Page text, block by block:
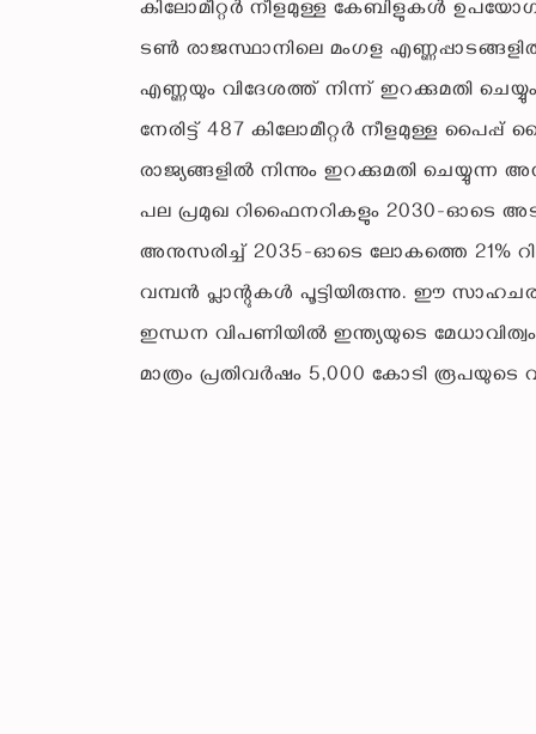
കിലോമീറ്റർ നീളമുള്ള കേബിളുകൾ
ടൺ രാജസ്ഥാനിലെ മംഗള
എണ്ണയും വിദേശത്ത് നിന്ന് ഇറക്കുമതി
നേരിട്ട് 487 കിലോമീറ്റർ നീളമുള്ള
രാജ്യങ്ങളിൽ നിന്നും ഇറക്കുമതി ചെയ്യുന്ന
പല പ്രമുഖ റിഫൈനറികളും 2030-ഓടെ
അനുസരിച്ച് 2035-ഓടെ ലോകത്തെ 21%
വമ്പൻ പ്ലാന്റുകൾ പൂട്ടിയിരുന്നു. ഈ
ഇന്ധന വിപണിയിൽ ഇന്ത്യയുടെ
മാത്രം പ്രതിവർഷം 5,000 കോടി